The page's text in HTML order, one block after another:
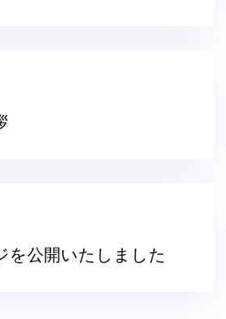
を公開いたしました